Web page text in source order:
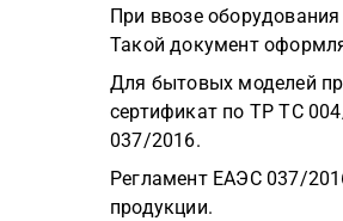
При ввозе
Такой документ
Для бытовых моделей
сертификат по ТР ТС
037/2016.
Регламент ЕАЭС 037/
продукции.